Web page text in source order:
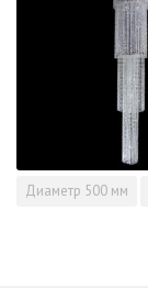
Диаметр 500 мм